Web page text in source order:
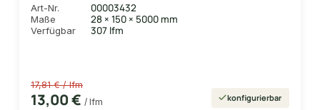
Art-Nr. 00003432
Maße 28 × 150 × 5000 mm
Verfügbar 307 lfm
17,81 € / lfm
13,00 € / lfm konfigurierbar